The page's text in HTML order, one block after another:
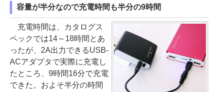
容量が半分なので充電時間も半分の9時間
充電時間は、カタログス
ペックでは14～18時間とあ
ったが、2A出力できるUSB-
ACアダプタで実際に充電し
たところ、9時間16分で充電
できた。およそ半分の時間